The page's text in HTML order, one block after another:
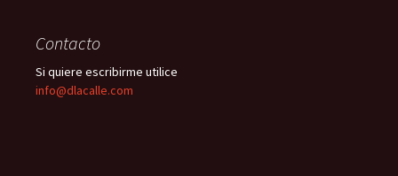
Contacto
Si quiere escribirme utilice
info@dlacalle.com